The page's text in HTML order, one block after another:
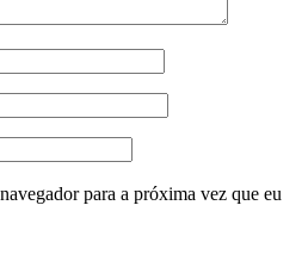
para a próxima vez que eu